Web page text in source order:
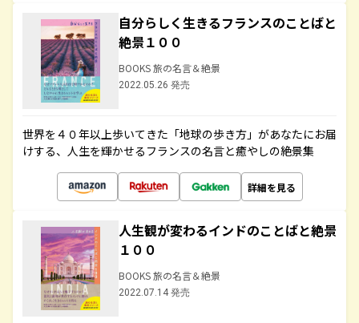
自分らしく生きるフランスのことばと
絶景１００
BOOKS 旅の名言＆絶景
2022.05.26 発売
世界を４０年以上歩いてきた「地球の歩き方」があなたにお届
けする、人生を輝かせるフランスの名言と癒やしの絶景集
詳細を見る
人生観が変わるインドのことばと絶景
１００
BOOKS 旅の名言＆絶景
2022.07.14 発売